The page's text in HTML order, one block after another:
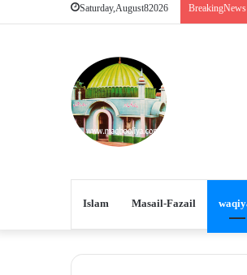
Saturday, August 8 2026 Breaking News
Islam Masail-Fazail